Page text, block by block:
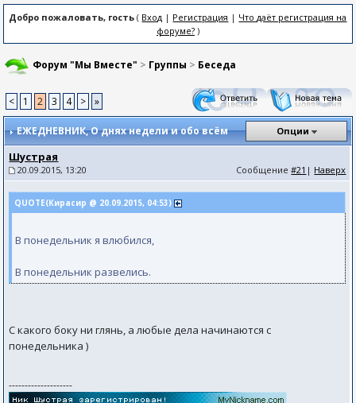
Добро пожаловать, гость ( Вход | Регистрация | Что даёт регистрация на
форуме?)
Форум "Мы Вместе" > Группы > Беседа
< 1 2 3 4 > »
ЕЖЕДНЕВНИК, О днях недели и обо всём Опции
Шустрая
20.09.2015, 13:20 Сообщение#21 | Наверх
QUOTE(Кирасир @ 20.09.2015, 04:53)
В понедельник я влюбился,
В понедельник развелись.
С какого боку ни глянь, а любые дела начинаются с
понедельника )
--------------------